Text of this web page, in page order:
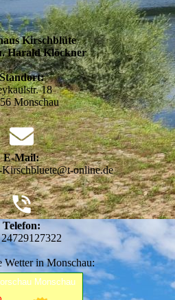
Kirschblüte
Harald Klöckner
18
Monschau
E-Mail:
online.de
Telefon:
Wetter in Monschau: